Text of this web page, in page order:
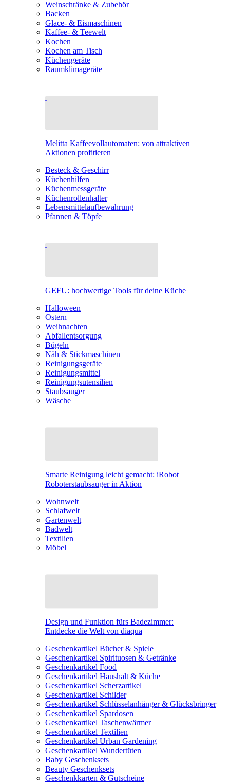
Weinschränke & Zubehör
Backen
Glace- & Eismaschinen
Kaffee- & Teewelt
Kochen
Kochen am Tisch
Küchengeräte
Raumklimageräte
Melitta Kaffeevollautomaten: von attraktiven
Aktionen profitieren
Besteck & Geschirr
Küchenhilfen
Küchenmessgeräte
Küchenrollenhalter
Lebensmittelaufbewahrung
Pfannen & Töpfe
GEFU: hochwertige Tools für deine Küche
Halloween
Ostern
Weihnachten
Abfallentsorgung
Bügeln
Näh & Stickmaschinen
Reinigungsgeräte
Reinigungsmittel
Reinigungsutensilien
Staubsauger
Wäsche
Smarte Reinigung leicht gemacht: iRobot
Roboterstaubsauger in Aktion
Wohnwelt
Schlafwelt
Gartenwelt
Badwelt
Textilien
Möbel
Design und Funktion fürs Badezimmer:
Entdecke die Welt von diaqua
Geschenkartikel Bücher & Spiele
Geschenkartikel Spirituosen & Getränke
Geschenkartikel Food
Geschenkartikel Haushalt & Küche
Geschenkartikel Scherzartikel
Geschenkartikel Schilder
Geschenkartikel Schlüsselanhänger & Glücksbringer
Geschenkartikel Spardosen
Geschenkartikel Taschenwärmer
Geschenkartikel Textilien
Geschenkartikel Urban Gardening
Geschenkartikel Wundertüten
Baby Geschenksets
Beauty Geschenksets
Geschenkkarten & Gutscheine